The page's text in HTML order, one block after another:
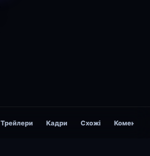
Трейлери Кадри Схожі Коментарі